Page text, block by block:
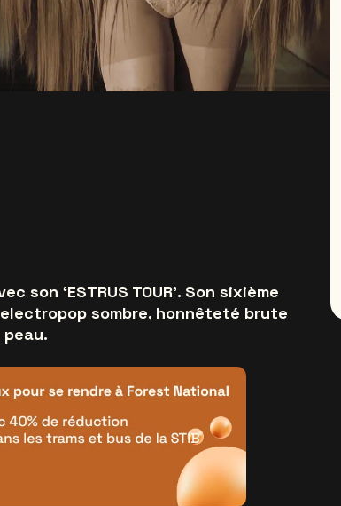
son ‘ESTRUS TOUR’. Son sixième
sombre, honnêteté brute